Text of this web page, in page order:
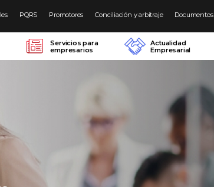
PQRS Promotores Conciliación y arbitraje Documentos
Servicios para
empresarios
Actualidad
Empresarial